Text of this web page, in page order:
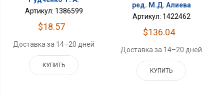
Артикул: 1386599
$18.57
Доставка за 14–20 дней
КУПИТЬ
ред. М.Д. Алиева
Артикул: 1422462
$136.04
Доставка за 14–20 дней
КУПИТЬ